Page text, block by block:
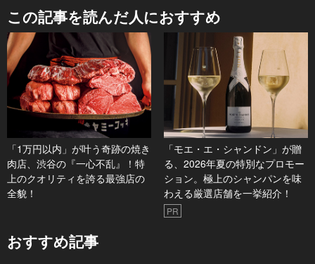
この記事を読んだ人におすすめ
「1万円以内」が叶う奇跡の焼き
肉店、渋谷の『一心不乱』！特
上のクオリティを誇る最強店の
全貌！
「モエ・エ・シャンドン」が贈
る、2026年夏の特別なプロモー
ション。極上のシャンパンを味
わえる厳選店舗を一挙紹介！
PR
おすすめ記事